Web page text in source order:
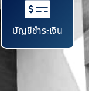
บัญชีชำระเงิน